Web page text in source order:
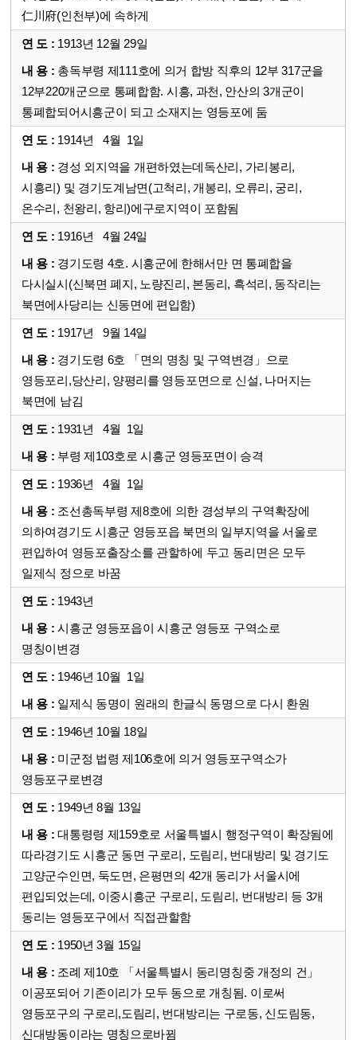
仁川府(인천부)에 속하게
1913년 12월 29일
총독부령 제111호에 의거 합방 직후의 12부 317군을
12부220개군으로 통폐합함. 시흥, 과천, 안산의 3개군이
통폐합되어시흥군이 되고 소재지는 영등포에 둠
1914년 4월 1일
경성 외지역을 개편하였는데독산리, 가리봉리,
시흥리) 및 경기도계남면(고척리, 개봉리, 오류리, 궁리,
온수리, 천왕리, 항리)에구로지역이 포함됨
1916년 4월 24일
경기도령 4호. 시흥군에 한해서만 면 통폐합을
다시실시(신북면 폐지, 노량진리, 본동리, 흑석리, 동작리는
북면에사당리는 신동면에 편입함)
1917년 9월 14일
경기도령 6호 「면의 명칭 및 구역변경」으로
영등포리,당산리, 양평리를 영등포면으로 신설, 나머지는
북면에 남김
1931년 4월 1일
부령 제103호로 시흥군 영등포면이 승격
1936년 4월 1일
조선총독부령 제8호에 의한 경성부의 구역확장에
의하여경기도 시흥군 영등포읍 북면의 일부지역을 서울로
편입하여 영등포출장소를 관할하에 두고 동리면은 모두
일제식 정으로 바꿈
1943년
시흥군 영등포읍이 시흥군 영등포 구역소로
명칭이변경
1946년 10월 1일
일제식 동명이 원래의 한글식 동명으로 다시 환원
1946년 10월 18일
미군정 법령 제106호에 의거 영등포구역소가
영등포구로변경
1949년 8월 13일
대통령령 제159호로 서울특별시 행정구역이 확장됨에
따라경기도 시흥군 동면 구로리, 도림리, 번대방리 및 경기도
고양군수인면, 둑도면, 은평면의 42개 동리가 서울시에
편입되었는데, 이중시흥군 구로리, 도림리, 번대방리 등 3개
동리는 영등포구에서 직접관할함
1950년 3월 15일
조례 제10호 「서울특별시 동리명칭중 개정의 건」
이공포되어 기존이리가 모두 동으로 개칭됨. 이로써
영등포구의 구로리,도림리, 번대방리는 구로동, 신도림동,
신대방동이라는 명칭으로바뀜